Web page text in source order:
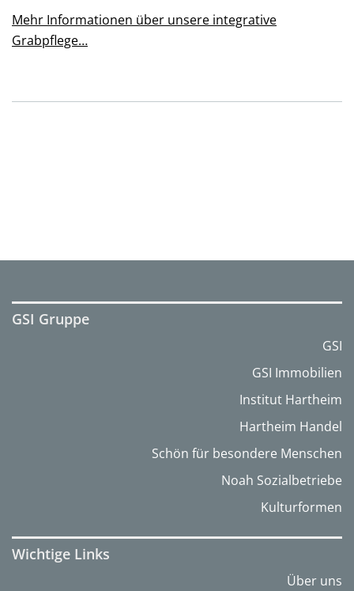
Mehr Informationen über unsere integrative
Grabpflege…
GSI Gruppe
GSI
GSI Immobilien
Institut Hartheim
Hartheim Handel
Schön für besondere Menschen
Noah Sozialbetriebe
Kulturformen
Wichtige Links
Über uns